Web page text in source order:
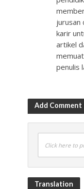
jurusan
karir
artikel
penulis
Add Comment
Click here to
Translation